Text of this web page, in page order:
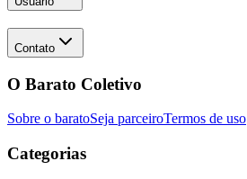
Contato
O Barato Coletivo
Sobre o baratoSeja parceiroTermos de uso
Categorias